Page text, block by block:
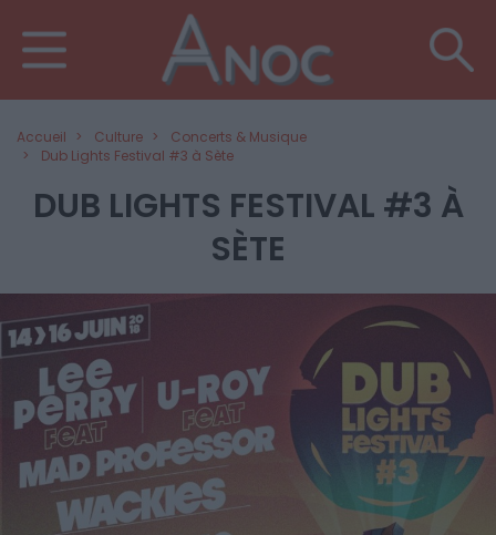
Accueil Culture
Concerts & Musique
Dub Lights Festival #3 à Sète
DUB LIGHTS FESTIVAL #3 À
SÈTE